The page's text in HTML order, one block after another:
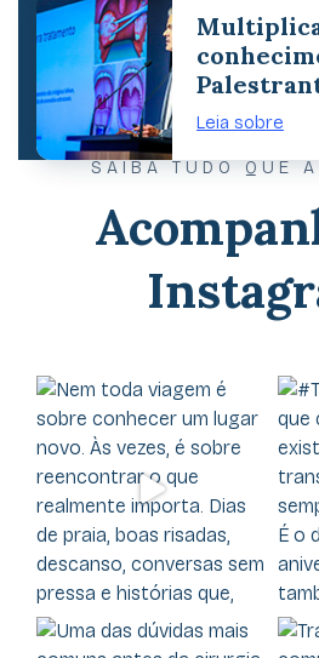
Leia sobre
SAIBA TUDO QUE